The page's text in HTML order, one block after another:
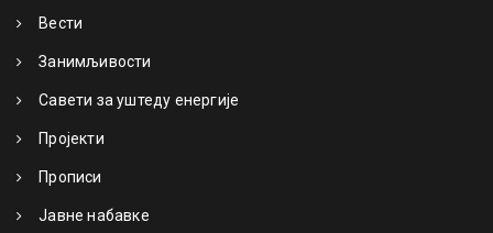
Вести
Занимљивости
Савети за уштеду енергије
Пројекти
Прописи
Јавне набавке